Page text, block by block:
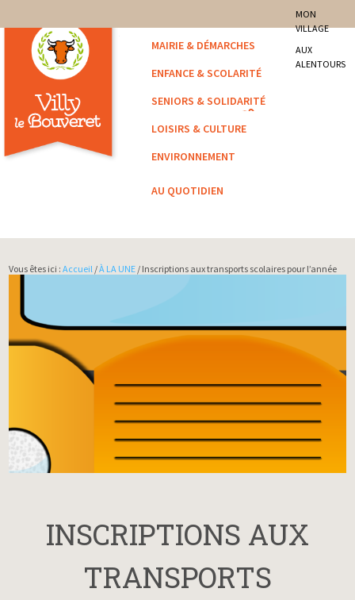
Villy-le-Bouveret
MON
VILLAGE
AUX
ALENTOURS
MAIRIE & DÉMARCHES
ENFANCE & SCOLARITÉ
SENIORS & SOLIDARITÉ
LOISIRS & CULTURE
ENVIRONNEMENT
AU QUOTIDIEN
Vous êtes ici :Accueil /À LA UNE / Inscriptions aux transports scolaires pour l’année
INSCRIPTIONS AUX
TRANSPORTS